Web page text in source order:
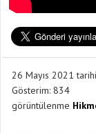
26 Mayıs 2021
Gösterim: 834
görüntülenme